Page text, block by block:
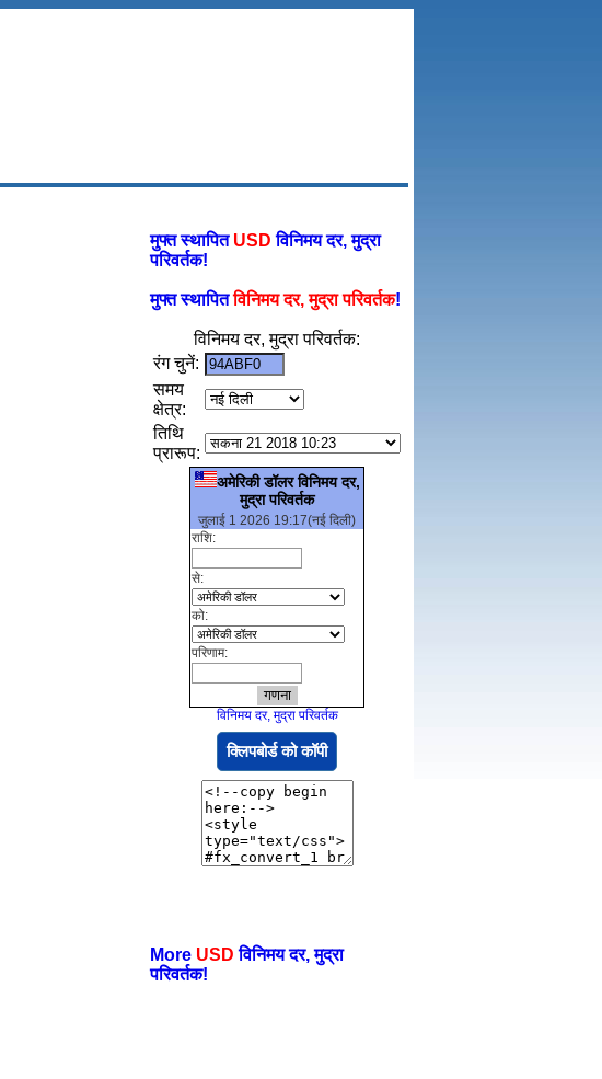
मुफ्त स्थापित USD विनिमय दर, मुद्रा
परिवर्तक!
मुफ्त स्थापितविनिमय दर, मुद्रा परिवर्तक!
विनिमय दर, मुद्रा परिवर्तक:
रंग चुनें:
समय
क्षेत्र:
तिथि
प्रारूप:
अमेरिकी डॉलर विनिमय दर,
मुद्रा परिवर्तक
जुलाई 1 2026 19:17(नई दिली)
राशि:
से:
को:
परिणाम:
विनिमय दर, मुद्रा परिवर्तक
क्लिपबोर्ड को कॉपी
More USD विनिमय दर, मुद्रा
परिवर्तक!